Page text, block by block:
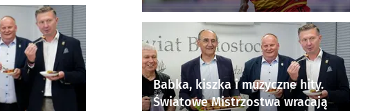
Babka, kiszka i muzyczne hity.
Światowe Mistrzostwa wracają